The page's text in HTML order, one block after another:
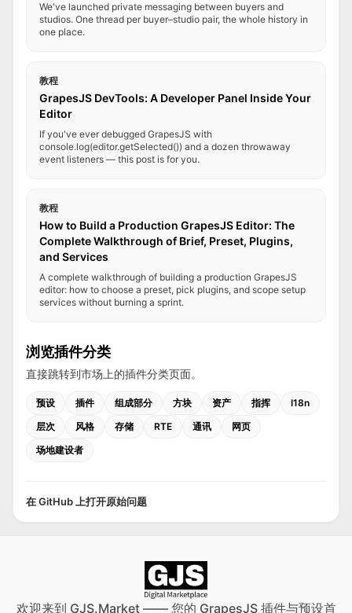
We've launched private messaging between buyers and
studios. One thread per buyer–studio pair, the whole history in
one place.
教程
GrapesJS DevTools: A Developer Panel Inside Your
Editor
If you've ever debugged GrapesJS with
console.log(editor.getSelected()) and a dozen throwaway
event listeners — this post is for you.
教程
How to Build a Production GrapesJS Editor: The
Complete Walkthrough of Brief, Preset, Plugins,
and Services
A complete walkthrough of building a production GrapesJS
editor: how to choose a preset, pick plugins, and scope setup
services without burning a sprint.
浏览插件分类
直接跳转到市场上的插件分类页面。
预设 插件 组成部分 方块 资产 指挥
I18n
层次
风格 存储 RTE 通讯
网页
场地建设者
在 GitHub 上打开原始问题
欢迎来到 GJS.Market —— 您的 GrapesJS 插件与预设首